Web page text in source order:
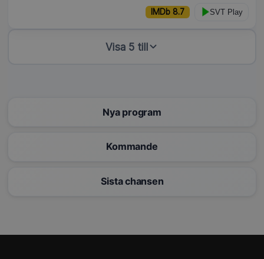
IMDb 8.7 SVT Play
Visa 5 till
Nya program
Kommande
Sista chansen